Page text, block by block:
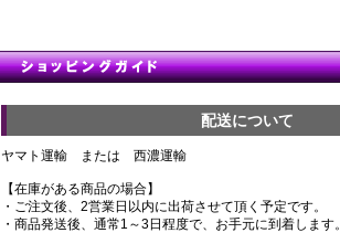
配送について
ヤマト運輸 または 西濃運輸
【在庫がある商品の場合】
・ご注文後、2営業日以内に出荷させて頂く予定です。
・商品発送後、通常1～3日程度で、お手元に到着します。